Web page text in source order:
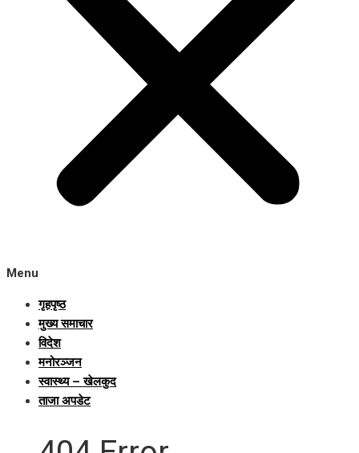
Menu
गृहपृष्ठ
मुख्य समाचार
विदेश
मनोरञ्जन
स्वास्थ्य – खेलकुद
ताजा अपडेट